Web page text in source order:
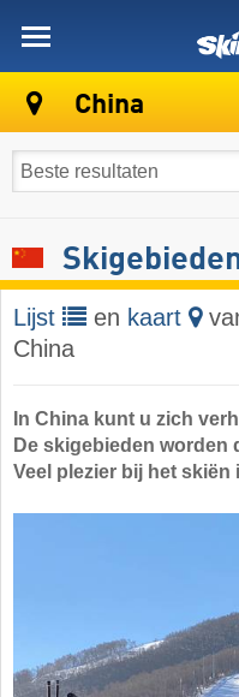
China
Lijst en kaart
China
In China kunt u zich
De skigebieden worden
Veel plezier bij het skiën